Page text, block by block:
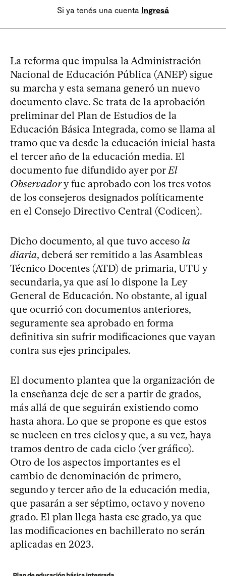
Si ya tenés una cuenta Ingresá
La reforma que impulsa la Administración
Nacional de Educación Pública (ANEP) sigue
su marcha y esta semana generó un nuevo
documento clave. Se trata de la aprobación
preliminar del Plan de Estudios de la
Educación Básica Integrada, como se llama al
tramo que va desde la educación inicial hasta
el tercer año de la educación media. El
documento fue difundido ayer por El
Observadory fue aprobado con los tres votos
de los consejeros designados políticamente
en el Consejo Directivo Central (Codicen).
Dicho documento, al que tuvo acceso la
diaria, deberá ser remitido a las Asambleas
Técnico Docentes (ATD) de primaria, UTU y
secundaria, ya que así lo dispone la Ley
General de Educación. No obstante, al igual
que ocurrió con documentos anteriores,
seguramente sea aprobado en forma
definitiva sin sufrir modificaciones que vayan
contra sus ejes principales.
El documento plantea que la organización de
la enseñanza deje de ser a partir de grados,
más allá de que seguirán existiendo como
hasta ahora. Lo que se propone es que estos
se nucleen en tres ciclos y que, a su vez, haya
tramos dentro de cada ciclo (ver gráfico).
Otro de los aspectos importantes es el
cambio de denominación de primero,
segundo y tercer año de la educación media,
que pasarán a ser séptimo, octavo y noveno
grado. El plan llega hasta ese grado, ya que
las modificaciones en bachillerato no serán
aplicadas en 2023.